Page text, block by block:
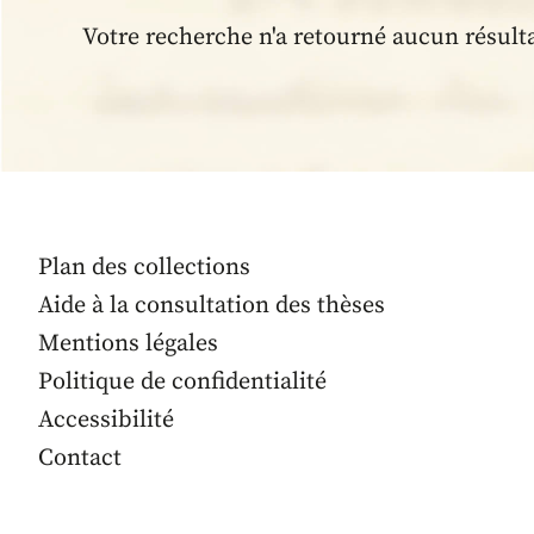
Votre recherche n'a retourné aucun
Plan des collections
Aide à la consultation des thèses
Mentions légales
Politique de confidentialité
Accessibilité
Contact